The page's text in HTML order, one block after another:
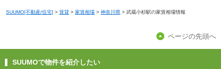
SUUMO[不動産/住宅] > 賃貸 > 家賃相場 > 神奈川県 > 武蔵小杉駅の家賃相場情報
ページの先頭へ
SUUMOで物件を紹介したい